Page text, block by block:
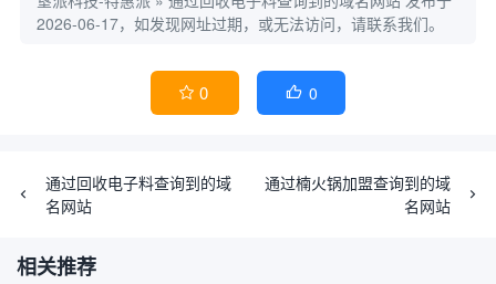
2026-06-17，如发现网址过期，或无法访问，请联系我们。
 0  0
通过回收电子料查询到的域
名网站
通过楠火锅加盟查询到的域
名网站
相关推荐